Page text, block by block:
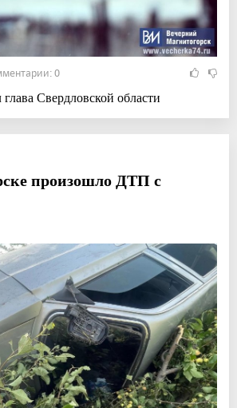
0
Свердловской области
произошло ДТП с